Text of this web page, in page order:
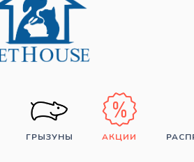
ГРЫЗУНЫ АКЦИИ